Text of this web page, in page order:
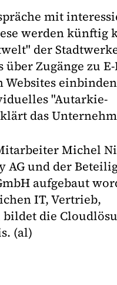
mit
werden künftig
der
Zugänge zu
"Autarkie-
das
Michel
AG und der
aufgebaut
IT, Vertrieb,
die
(al)